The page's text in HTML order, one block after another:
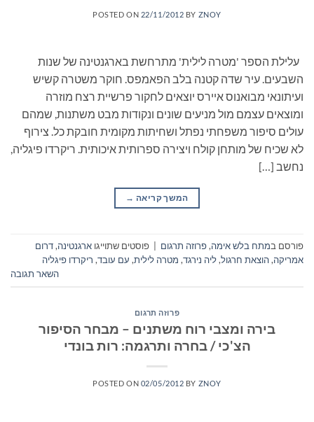
POSTED ON 22/11/2012 BY ZNOY
עלילת הספר 'מטרה לילית' מתרחשת בארגנטינה של שנות
השבעים. עיר שדה קטנה בלב הפאמפס. חוקר משטרה קשיש
ועיתונאי מבואנוס איירס יוצאים לחקור פרשיית רצח מוזרה
ומוצאים עצמם מול מניעים שונים ונקודות מבט משתנות, שמהם
עולים סיפור משפחתי נפתל ושחיתות מקומית חובקת כל. צירוף
לא שכיח של מותחן קולח ויצירה ספרותית איכותית. ריקרדו פיגליה,
נחשב […]
המשך קריאה →
פורסם במתח בלש אימה,פרוזה תרגום פוסטים שתוייגו ארגנטינה,דרום
אמריקה,הוצאת חרגול,ליה נירגד, מטרה לילית, עם עובד, ריקרדו פיגליה
השאר תגובה
פרוזה תרגום
בירה ומצבי רוח משתנים – מבחר הסיפור
הצ'כי / בחרה ותרגמה: רות בונדי
POSTED ON 02/05/2012 BY ZNOY